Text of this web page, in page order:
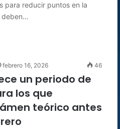
para reducir puntos en la
deben…
febrero 16, 2026 46
un periodo de
los que
teórico antes